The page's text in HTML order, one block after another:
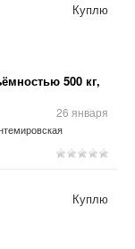
500 кг,
26 января
Куплю
Куплю